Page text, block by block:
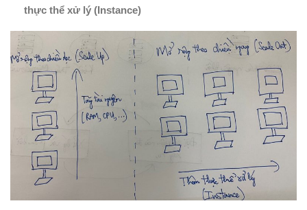
thực thể xử lý (Instance)